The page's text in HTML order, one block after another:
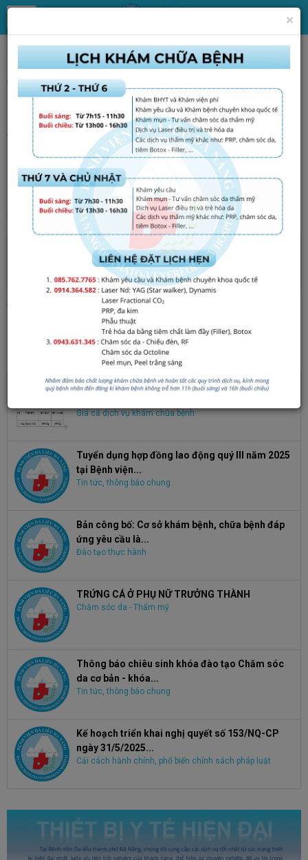
Tin Tức Tin tức, thông báo chung
Thư mời chào giá văn phòng phẩm và vật
dụng mau hỏng
Thứ năm - 07/05/2026 17:26
Chi tiết xem file đính kèm!
File đính kèm
chao-gia-297.bvdl.tc.hc.07.05.2026.pdf
Tổng số điểm của bài viết là: 0 trong 0 đánh giá
Click để đánh giá bài viết
Điều chỉnh giá dịch vụ Khám bệnh, chữa bệnh
Giá cả dịch vụ khám chữa bệnh
Tuyển dụng hợp đồng lao động quý III năm 2025
tại Bệnh viện...
Tin tức, thông báo chung
Bản công bố: Cơ sở khám bệnh, chữa bệnh đáp
ứng yêu cầu là...
Đào tạo thực hành
TRỨNG CÁ Ở PHỤ NỮ TRƯỞNG THÀNH
Chăm sóc da - Thẩm mỹ
Thông báo chiêu sinh khóa đào tạo Chăm sóc
da cơ bản - khóa...
Tin tức, thông báo chung
Kế hoạch triển khai nghị quyết số 153/NQ-CP
ngày 31/5/2025...
Cải cách hành chính, phổ biến chính sách pháp luật
×